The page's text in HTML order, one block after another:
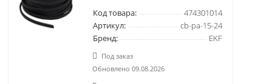
Код товара:
474301014
Артикул:
cb-pa-15-24
Бренд:
EKF
Под заказ
Обновлено 09.08.2026